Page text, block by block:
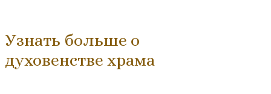
Узнать больше о
духовенстве храма